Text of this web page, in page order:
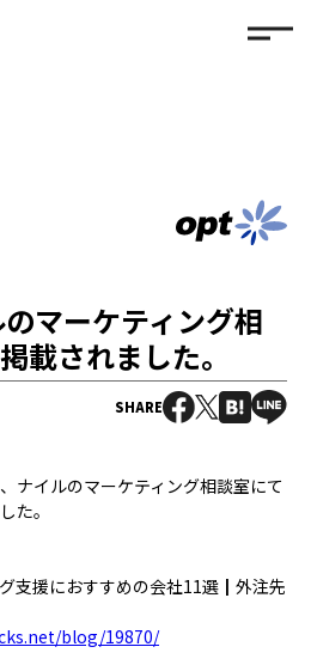
のマーケティング相
載されました。
SHARE
ナイルのマーケティング相談室にて
た。
支援におすすめの会社11選┃外注先
blog/19870/